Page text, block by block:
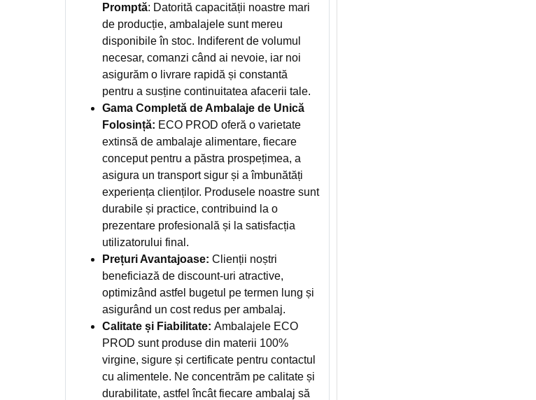
Promptă: Datorită capacității noastre mari
de producție, ambalajele sunt mereu
disponibile în stoc. Indiferent de volumul
necesar, comanzi când ai nevoie, iar noi
asigurăm o livrare rapidă și constantă
pentru a susține continuitatea afacerii tale.
Gama Completă de Ambalaje de Unică
Folosință: ECO PROD oferă o varietate
extinsă de ambalaje alimentare, fiecare
conceput pentru a păstra prospețimea, a
asigura un transport sigur și a îmbunătăți
experiența clienților. Produsele noastre sunt
durabile și practice, contribuind la o
prezentare profesională și la satisfacția
utilizatorului final.
Prețuri Avantajoase: Clienții noștri
beneficiază de discount-uri atractive,
optimizând astfel bugetul pe termen lung și
asigurând un cost redus per ambalaj.
Calitate și Fiabilitate: Ambalajele ECO
PROD sunt produse din materii 100%
virgine, sigure și certificate pentru contactul
cu alimentele. Ne concentrăm pe calitate și
durabilitate, astfel încât fiecare ambalaj să